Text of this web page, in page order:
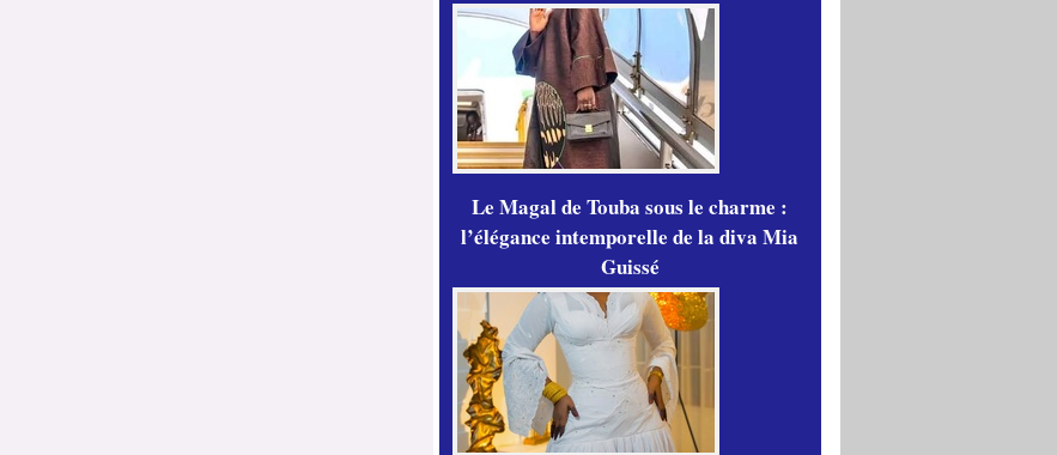
Le Magal de Touba sous le charme :
l’élégance intemporelle de la diva Mia
Guissé